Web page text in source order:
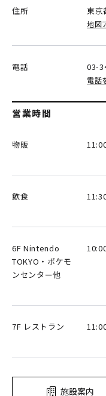
住所 東京
地図
電話 03-
電話
営業時間
物販
飲食
6F Nintendo
TOKYO・ポケモ
ンセンター他
7F レストラン
施設案内